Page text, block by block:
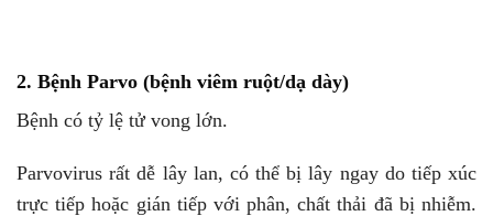
2. Bệnh Parvo (bệnh viêm ruột/dạ dày)
Bệnh có tỷ lệ tử vong lớn.
Parvovirus rất dễ lây lan, có thể bị lây ngay do tiếp xúc
trực tiếp hoặc gián tiếp với phân, chất thải đã bị nhiễm.